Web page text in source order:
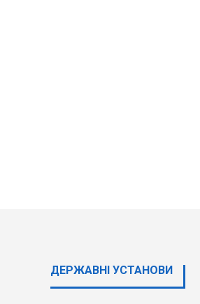
ДЕРЖАВНI УСТАНОВИ